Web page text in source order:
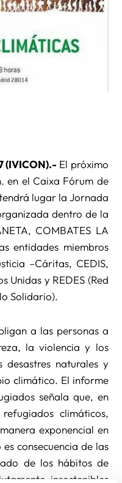
(IVICON).- El próximo
en el Caixa Fórum de
lugar la Jornada
dentro de la
COMBATES LA
entidades miembros
–Cáritas, CEDIS,
Unidas y REDES (Red
Solidario).
a las personas a
la violencia y los
desastres naturales y
climático. El informe
señala que, en
climáticos,
exponencial en
consecuencia de las
de los hábitos de
insostenibles